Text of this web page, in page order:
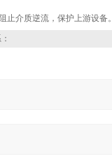
介质逆流，保护上游设备。